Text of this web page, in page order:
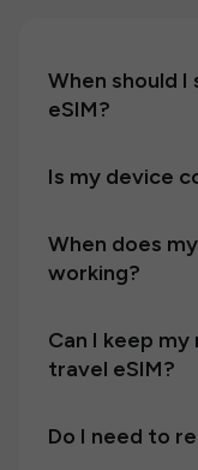
When should I
eSIM?
Is my device
When does
working?
Can I keep
travel eSIM?
Do I need to